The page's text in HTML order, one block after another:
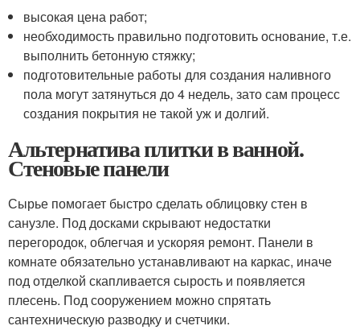
высокая цена работ;
необходимость правильно подготовить основание, т.е.
выполнить бетонную стяжку;
подготовительные работы для создания наливного
пола могут затянуться до 4 недель, зато сам процесс
создания покрытия не такой уж и долгий.
Альтернатива плитки в ванной.
Стеновые панели
Сырье помогает быстро сделать облицовку стен в
санузле. Под досками скрывают недостатки
перегородок, облегчая и ускоряя ремонт. Панели в
комнате обязательно устанавливают на каркас, иначе
под отделкой скапливается сырость и появляется
плесень. Под сооружением можно спрятать
сантехническую разводку и счетчики.